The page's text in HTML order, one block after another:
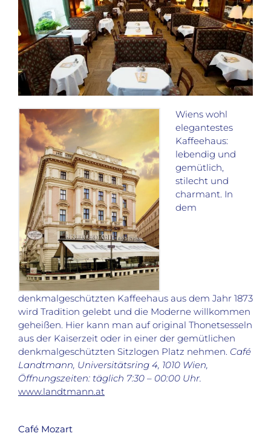
Wiens wohl
elegantestes
Kaffeehaus:
lebendig und
gemütlich,
stilecht und
charmant. In
dem
denkmalgeschützten Kaffeehaus aus dem Jahr 1873
wird Tradition gelebt und die Moderne willkommen
geheißen. Hier kann man auf original Thonetsesseln
aus der Kaiserzeit oder in einer der gemütlichen
denkmalgeschützten Sitzlogen Platz nehmen. Café
Landtmann, Universitätsring 4, 1010 Wien,
Öffnungszeiten: täglich 7:30 – 00:00 Uhr.
www.landtmann.at
Café Mozart